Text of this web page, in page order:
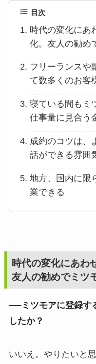
目次
時代の変化にあ
化。友人の勧め
フリーランスや
て数多くのお客
寝ている間もミ
仕事量に見合う
成約のコツは、
話ができる雰囲
地方、国内に限
業できる
時代の変化にあわ
友人の勧めでミツ
──ミツモアに登録す
したか？
いいえ。やりたいと